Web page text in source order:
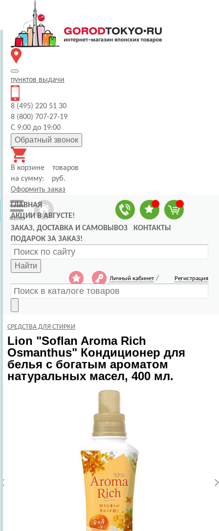
пунктов выдачи
8 (495) 220 51 30
8 (800) 707-27-19
С 9:00 до 19:00
Обратный звонок
В корзине
товаров
на сумму:
руб.
Оформить заказ
ГЛАВНАЯ
АКЦИИ В АВГУСТЕ!
ЗАКАЗ, ДОСТАВКА И САМОВЫВОЗ
КОНТАКТЫ
ПОДАРОК ЗА ЗАКАЗ!
Найти
Личный кабинет / Регистрация
СРЕДСТВА ДЛЯ СТИРКИ
Lion "Soflan Aroma Rich
Osmanthus" Кондиционер для
белья с богатым ароматом
натуральных масел, 400 мл.